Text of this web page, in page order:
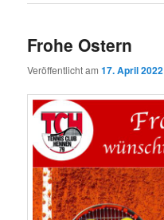
Frohe Ostern
Veröffentlicht am17. April 2022